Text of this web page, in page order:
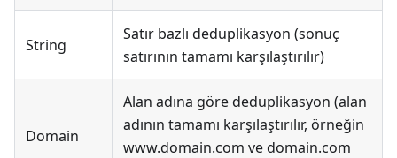
String
Satır bazlı deduplikasyon (sonuç
satırının tamamı karşılaştırılır)
Domain
Alan adına göre deduplikasyon (alan
adının tamamı karşılaştırılır, örneğin
www.domain.com ve domain.com